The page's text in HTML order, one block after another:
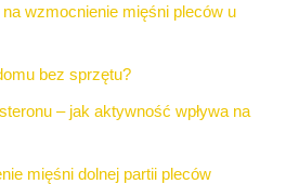
wzmocnienie mięśni pleców u
bez sprzętu?
– jak aktywność wpływa na
mięśni dolnej partii pleców